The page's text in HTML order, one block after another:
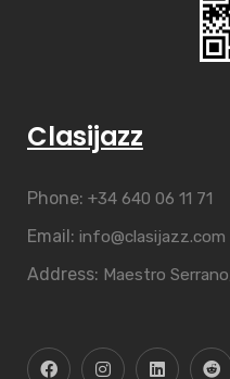
Clasijazz
Phone: +34 640 06 11 71
Email: info@clasijazz.com
Address: Maestro